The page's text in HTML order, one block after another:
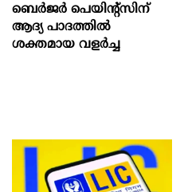
ബെർജർ പെയിന്റ്സിന്
ആദ്യ പാദത്തിൽ
ശക്തമായ വളർച്ച